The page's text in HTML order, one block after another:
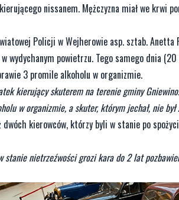
nissanem. Mężczyzna miał we krwi
Policji w Wejherowie asp. sztab.
wydychanym powietrzu. Tego samego dnia
3 promile alkoholu w organizmie.
kierujący skuterem na terenie gminy
w organizmie, a skuter, którym jechał, nie
kierowców, którzy byli w stanie po
stanie nietrzeźwości grozi kara do 2 lat